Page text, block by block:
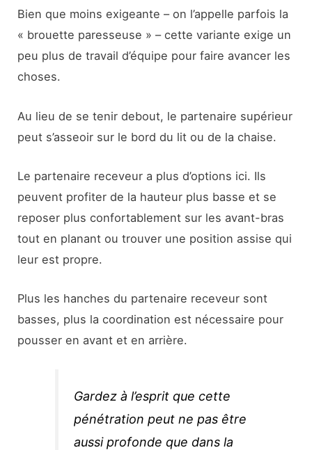
Bien que moins exigeante – on l’appelle parfois la
« brouette paresseuse » – cette variante exige un
peu plus de travail d’équipe pour faire avancer les
choses.
Au lieu de se tenir debout, le partenaire supérieur
peut s’asseoir sur le bord du lit ou de la chaise.
Le partenaire receveur a plus d’options ici. Ils
peuvent profiter de la hauteur plus basse et se
reposer plus confortablement sur les avant-bras
tout en planant ou trouver une position assise qui
leur est propre.
Plus les hanches du partenaire receveur sont
basses, plus la coordination est nécessaire pour
pousser en avant et en arrière.
Gardez à l’esprit que cette
pénétration peut ne pas être
aussi profonde que dans la